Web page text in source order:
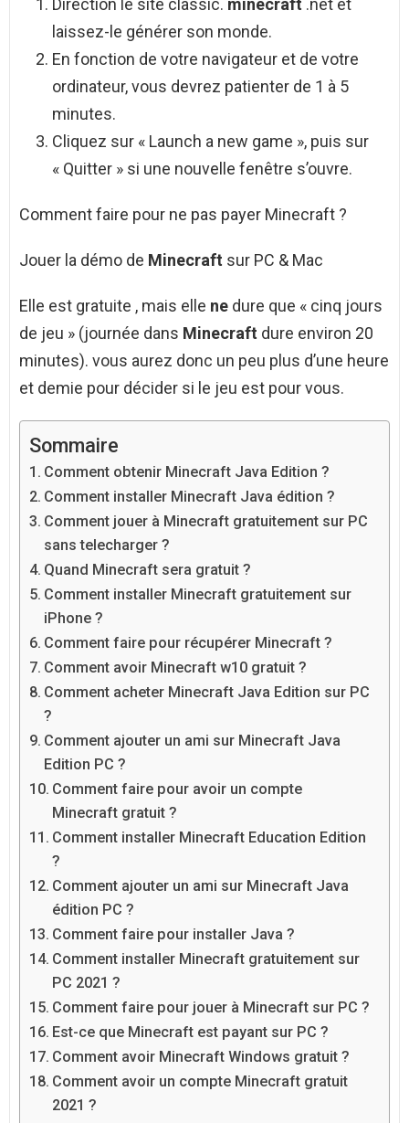
laissez-le générer son monde.
En fonction de votre navigateur et de votre
ordinateur, vous devrez patienter de 1 à 5
minutes.
Cliquez sur « Launch a new game », puis sur
« Quitter » si une nouvelle fenêtre s’ouvre.
Comment faire pour ne pas payer Minecraft ?
Jouer la démo de Minecraft sur PC & Mac
Elle est gratuite , mais elle ne dure que « cinq jours
de jeu » (journée dans Minecraft dure environ 20
minutes). vous aurez donc un peu plus d’une heure
et demie pour décider si le jeu est pour vous.
Sommaire
Comment obtenir Minecraft Java Edition ?
Comment installer Minecraft Java édition ?
Comment jouer à Minecraft gratuitement sur PC
sans telecharger ?
Quand Minecraft sera gratuit ?
Comment installer Minecraft gratuitement sur
iPhone ?
Comment faire pour récupérer Minecraft ?
Comment avoir Minecraft w10 gratuit ?
Comment acheter Minecraft Java Edition sur PC
?
Comment ajouter un ami sur Minecraft Java
Edition PC ?
Comment faire pour avoir un compte
Minecraft gratuit ?
Comment installer Minecraft Education Edition
?
Comment ajouter un ami sur Minecraft Java
édition PC ?
Comment faire pour installer Java ?
Comment installer Minecraft gratuitement sur
PC 2021 ?
Comment faire pour jouer à Minecraft sur PC ?
Est-ce que Minecraft est payant sur PC ?
Comment avoir Minecraft Windows gratuit ?
Comment avoir un compte Minecraft gratuit
2021 ?